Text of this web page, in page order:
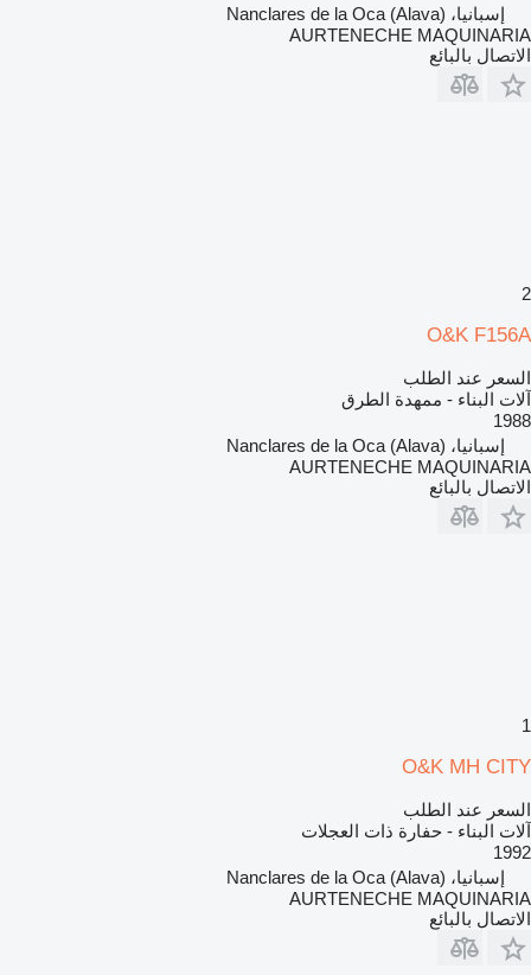
إسبانيا، Nanclares de la Oca (Alava)
AURTENECHE MAQUINARIA
الاتصال بالبائع
2
O&K F156A
السعر عند الطلب
آلات البناء - ممهدة الطرق
1988
إسبانيا، Nanclares de la Oca (Alava)
AURTENECHE MAQUINARIA
الاتصال بالبائع
1
O&K MH CITY
السعر عند الطلب
آلات البناء - حفارة ذات العجلات
1992
إسبانيا، Nanclares de la Oca (Alava)
AURTENECHE MAQUINARIA
الاتصال بالبائع